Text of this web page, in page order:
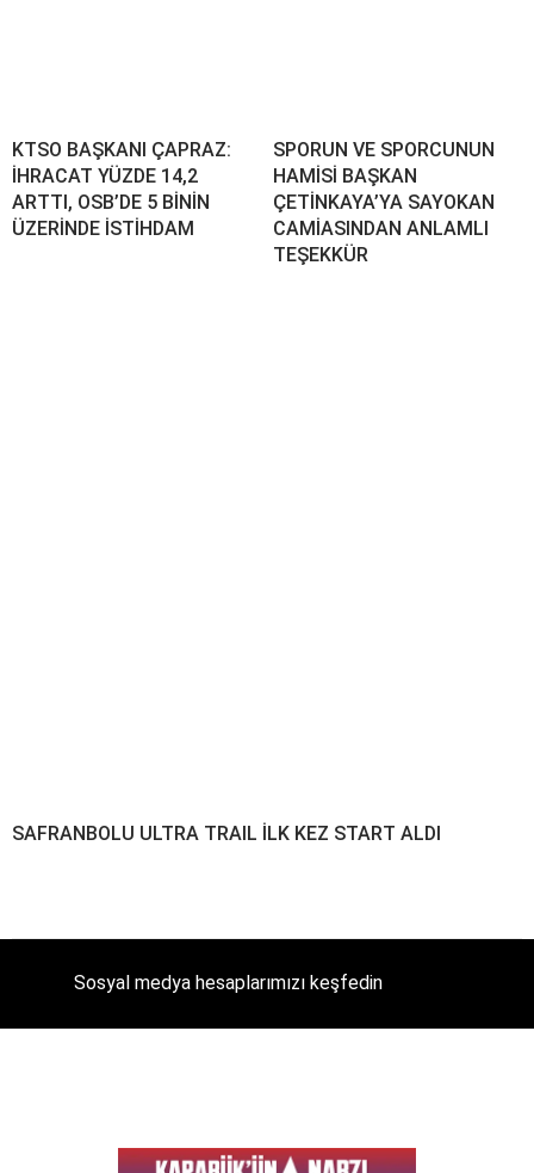
KTSO BAŞKANI ÇAPRAZ:
İHRACAT YÜZDE 14,2
ARTTI, OSB’DE 5 BİNİN
ÜZERİNDE İSTİHDAM
SPORUN VE SPORCUNUN
HAMİSİ BAŞKAN
ÇETİNKAYA’YA SAYOKAN
CAMİASINDAN ANLAMLI
TEŞEKKÜR
SAFRANBOLU ULTRA TRAIL İLK KEZ START ALDI
Sosyal medya hesaplarımızı keşfedin